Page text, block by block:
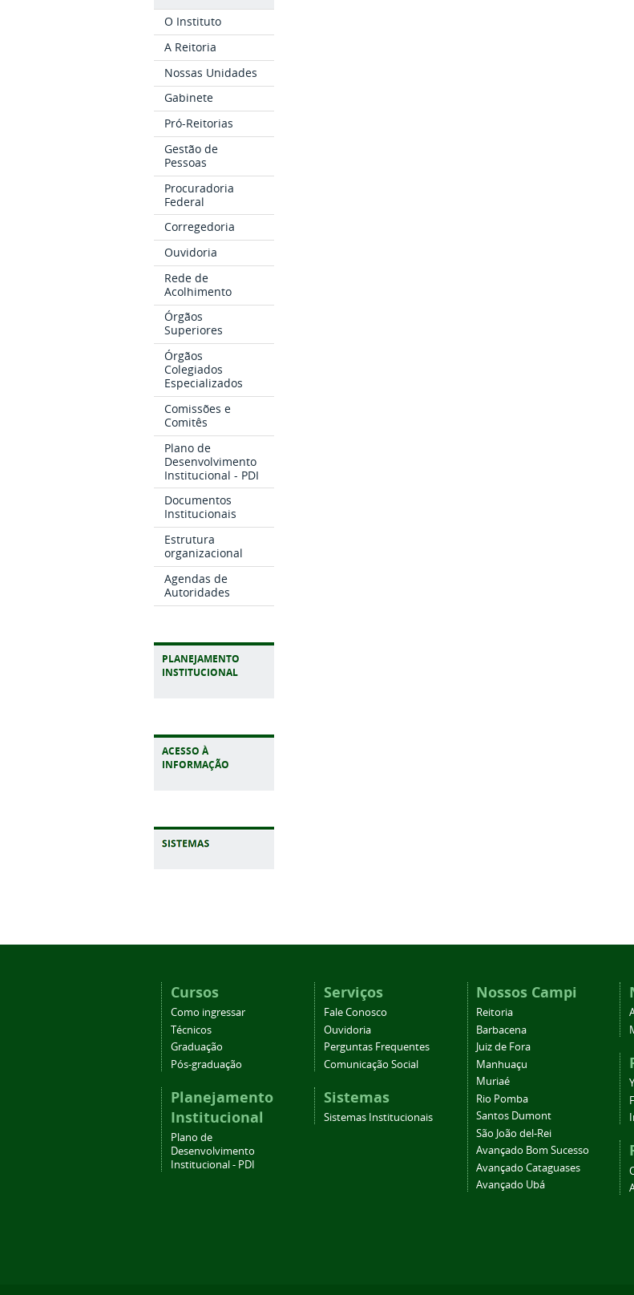
O Instituto
A Reitoria
Nossas Unidades
Gabinete
Pró-Reitorias
Gestão de
Pessoas
Procuradoria
Federal
Corregedoria
Ouvidoria
Rede de
Acolhimento
Órgãos
Superiores
Órgãos
Colegiados
Especializados
Comissões e
Comitês
Plano de
Desenvolvimento
Institucional - PDI
Documentos
Institucionais
Estrutura
organizacional
Agendas de
Autoridades
PLANEJAMENTO
INSTITUCIONAL
ACESSO À
INFORMAÇÃO
Cursos
Como ingressar
Técnicos
Graduação
Pós-graduação
Planejamento
Institucional
Plano de
Desenvolvimento
Institucional - PDI
Serviços
Fale Conosco
Ouvidoria
Perguntas Frequentes
Comunicação Social
Sistemas
Sistemas Institucionais
Nossos Campi
Reitoria
Barbacena
Juiz de Fora
Manhuaçu
Muriaé
Rio Pomba
Santos Dumont
São João del-Rei
Avançado Bom Sucesso
Avançado Cataguases
Avançado Ubá